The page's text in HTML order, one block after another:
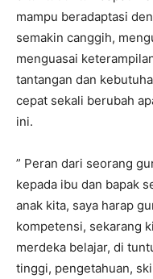
mampu beradaptasi
semakin canggih,
menguasai
tantangan dan
cepat sekali berubah
ini.
” Peran dari seorang
kepada ibu dan bapak
anak kita, saya harap
kompetensi, sekarang
merdeka belajar, di
tinggi, pengetahuan,